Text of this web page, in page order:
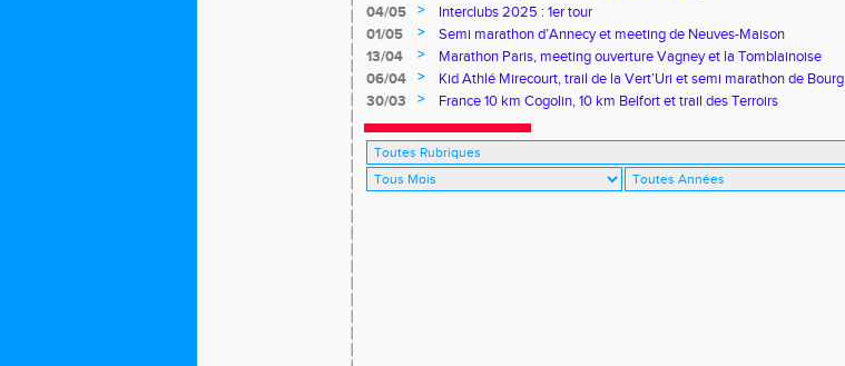
04/05
>
Interclubs 2025 : 1er tour
01/05
>
Semi marathon d’Annecy et meeting de Neuves-Maison
13/04
>
Marathon Paris, meeting ouverture Vagney et la Tomblainoise
06/04
>
Kid Athlé Mirecourt, trail de la Vert’Uri et semi marathon de Bourg
les Valence
30/03 > France 10 km Cogolin, 10 km Belfort et trail des Terroirs